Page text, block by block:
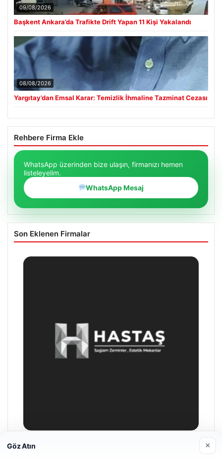
09/08/2026
Başkent Ankara’da Trafikte Drift Yapan 11 Kişi Yakalandı
08/08/2026
Yargıtay’dan Emsal Karar: Temizlik İhmaline Tazminat Cezası
Rehbere Firma Ekle
WhatsApp üzerinden bize ulaşın, firmanızı hemen
listeleyelim.
WhatsApp Mesaj
Son Eklenen Firmalar
Enes Kaplan Avukatlık Bürosu
Göz Atın ×